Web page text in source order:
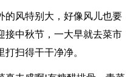
的风特别大，好像风儿也要
接中秋节，一大早就去菜市
扫得干干净净。